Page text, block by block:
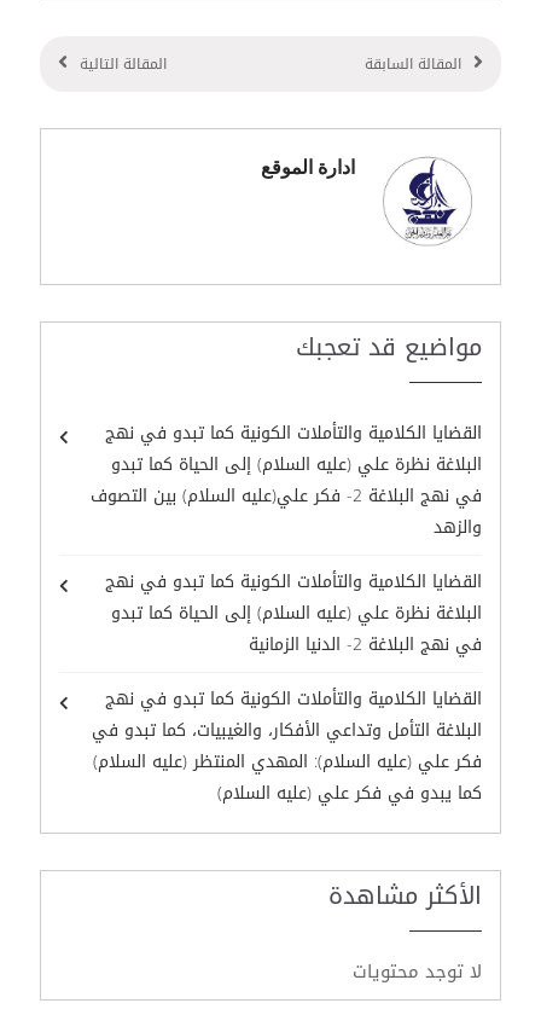
المقالة السابقة المقالة التالية
ادارة الموقع
مواضيع قد تعجبك
القضايا الكلامية والتأملات الكونية كما تبدو في نهج
البلاغة نظرة علي (عليه السلام) إلى الحياة كما تبدو
في نهج البلاغة 2- فكر علي(عليه السلام) بين التصوف
والزهد
القضايا الكلامية والتأملات الكونية كما تبدو في نهج
البلاغة نظرة علي (عليه السلام) إلى الحياة كما تبدو
في نهج البلاغة 2- الدنيا الزمانية
القضايا الكلامية والتأملات الكونية كما تبدو في نهج
البلاغة التأمل وتداعي الأفكار، والغيبيات، كما تبدو في
فكر علي (عليه السلام): المهدي المنتظر (عليه السلام)
كما يبدو في فكر علي (عليه السلام)
الأكثر مشاهدة
لا توجد محتويات